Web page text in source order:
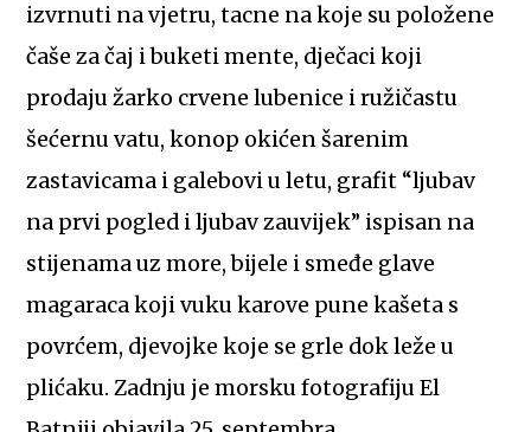
izvrnuti na vjetru, tacne na koje su položene
čaše za čaj i buketi mente, dječaci koji
prodaju žarko crvene lubenice i ružičastu
šećernu vatu, konop okićen šarenim
zastavicama i galebovi u letu, grafit “ljubav
na prvi pogled i ljubav zauvijek” ispisan na
stijenama uz more, bijele i smeđe glave
magaraca koji vuku karove pune kašeta s
povrćem, djevojke koje se grle dok leže u
plićaku. Zadnju je morsku fotografiju El